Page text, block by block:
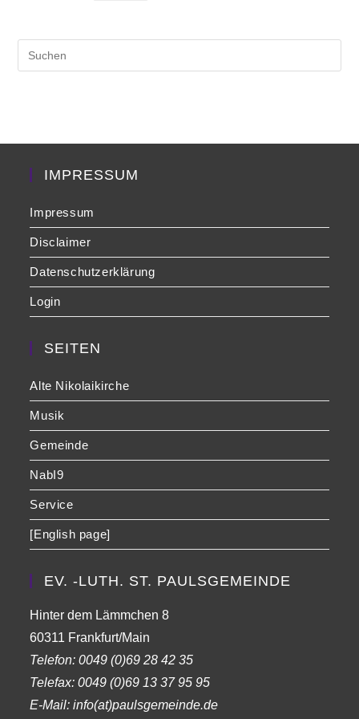
IMPRESSUM
Impressum
Disclaimer
Datenschutzerklärung
Login
SEITEN
Alte Nikolaikirche
Musik
Gemeinde
NabI9
Service
[English page]
EV. -LUTH. ST. PAULSGEMEINDE
Hinter dem Lämmchen 8
60311 Frankfurt/Main
Telefon:0049 (0)69 28 42 35
Telefax:0049 (0)69 13 37 95 95
E-Mail: info(at)paulsgemeinde.de